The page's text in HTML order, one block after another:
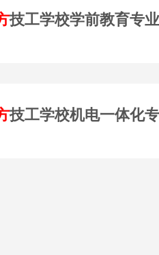
技工学校学前教育专
技工学校机电一体化